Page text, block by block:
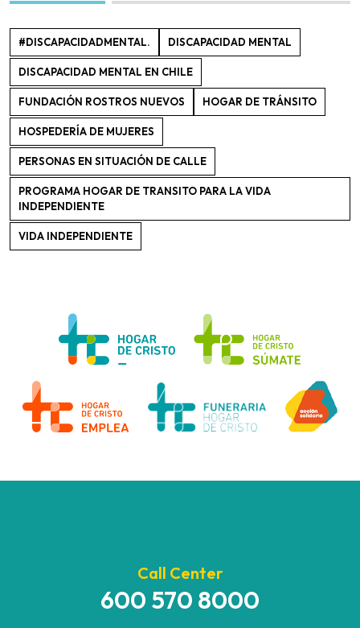
#DISCAPACIDADMENTAL. DISCAPACIDAD MENTAL
DISCAPACIDAD MENTAL EN CHILE
FUNDACIÓN ROSTROS NUEVOS HOGAR DE TRÁNSITO
HOSPEDERÍA DE MUJERES
PERSONAS EN SITUACIÓN DE CALLE
PROGRAMA HOGAR DE TRANSITO PARA LA VIDA
INDEPENDIENTE
VIDA INDEPENDIENTE
Call Center
600 570 8000